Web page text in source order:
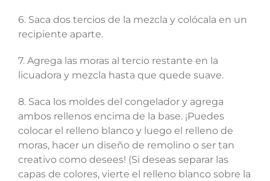
6. Saca dos tercios de la mezcla y colócala en un
recipiente aparte.
7. Agrega las moras al tercio restante en la
licuadora y mezcla hasta que quede suave.
8. Saca los moldes del congelador y agrega
ambos rellenos encima de la base. ¡Puedes
colocar el relleno blanco y luego el relleno de
moras, hacer un diseño de remolino o ser tan
creativo como desees! (Si deseas separar las
capas de colores, vierte el relleno blanco sobre la